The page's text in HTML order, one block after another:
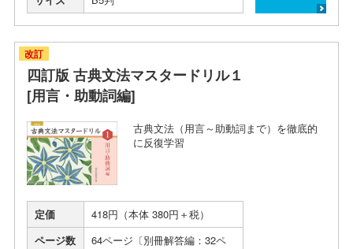
改訂
四訂版 古典文法マスタードリル１
[用言・助動詞編]
古典文法（用言～助動詞まで）を徹底的
に反復学習
定価
418円（本体 380円＋税）
ページ数
64ページ〔別冊解答編：32ペ